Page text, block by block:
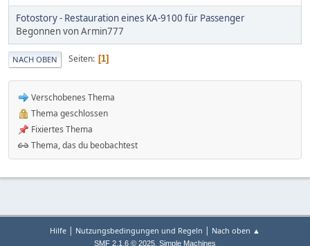
Fotostory - Restauration eines KA-9100 für Passenger
Begonnen von Armin777
NACH OBEN Seiten 1
Verschobenes Thema
Thema geschlossen
Fixiertes Thema
Thema, das du beobachtest
Hilfe | Nutzungsbedingungen und Regeln | Nach oben ▲
SMF 2.1.6 © 2025, Simple Machines